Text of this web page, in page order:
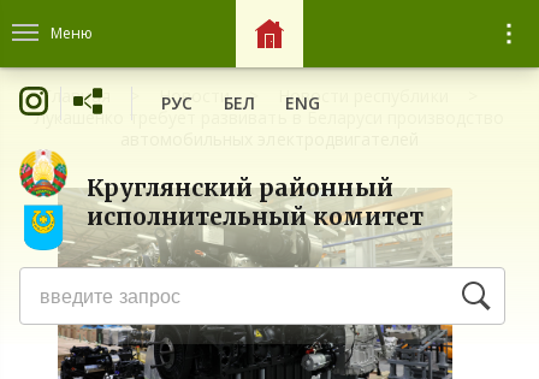
Меню
Круглянский районный
исполнительный комитет
РУС БЕЛ ENG
Главная Новости
Новости республики
Лукашенко требует развивать в Беларуси производство